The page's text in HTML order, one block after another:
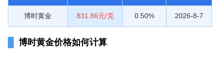
博时黄金 831.86元/克 0.50% 2026-8-7
博时黄金价格如何计算